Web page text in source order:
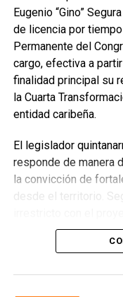
Eugenio “Gino”
de licencia por
Permanente del
cargo, efectiva a
finalidad principal su
la Cuarta
entidad caribeña.
El legislador
responde de manera
la convicción de
desde el territorio.
presidenta de la
asegurando que la